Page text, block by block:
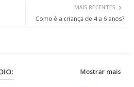
ats
MAIS RECENTES
Como é a criança de 4 a 6 anos?
Mostrar mais